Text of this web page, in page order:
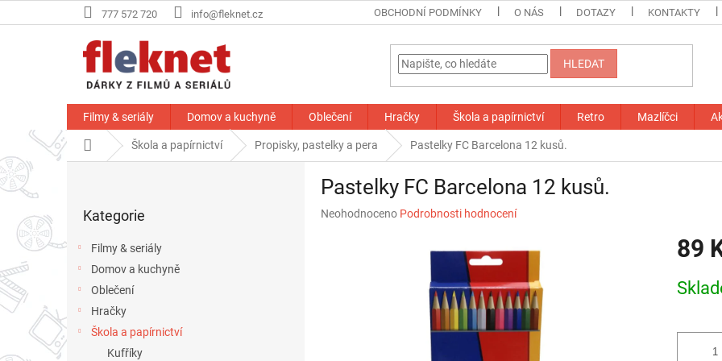
na
777 572 720 info@fleknet.cz OBCHODNÍ PODMÍNKY O NÁS DOTAZY KONTAKTY
HLEDAT
Filmy & seriály Domov a kuchyně Oblečení Hračky Škola a papírnictví Retro Mazlíčci
Domů Škola a papírnictví Propisky, pastelky a pera Pastelky FC Barcelona 12 kusů.
r
p
a
kategorie
Kategorie
Filmy & seriály
Domov a kuchyně
Oblečení
Hračky
Škola a papírnictví
Kufříky
Pastelky FC Barcelona 12 kusů.
Průměrné
Neohodnoceno Podrobnosti hodnocení
89
cena: